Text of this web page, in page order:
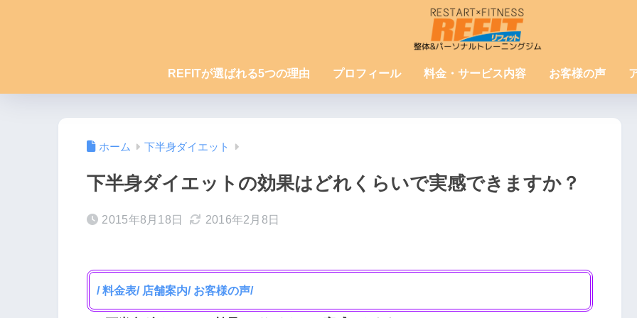
REFITが選ばれる5つの理由 プロフィール 料金・サービス内容 お客様の声
ホーム 下半身ダイエット
下半身ダイエットの効果はどれくらいで実感できますか？
2015年8月18日 2016年2月8日
/ 料金表/ 店舗案内/ お客様の声/